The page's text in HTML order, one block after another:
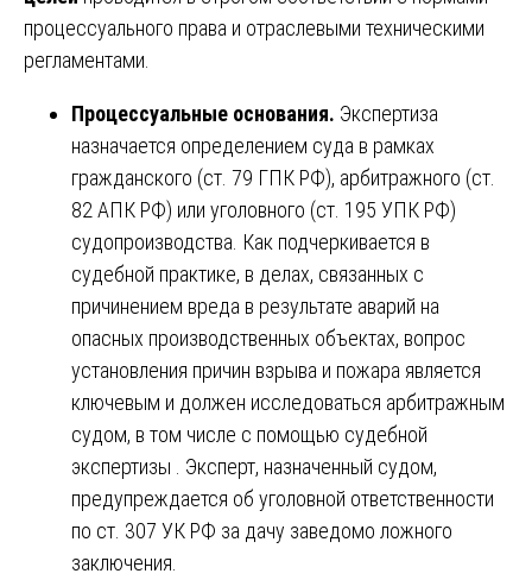
процессуального права и отраслевыми техническими
регламентами.
Процессуальные основания. Экспертиза
назначается определением суда в рамках
гражданского (ст. 79 ГПК РФ), арбитражного (ст.
82 АПК РФ) или уголовного (ст. 195 УПК РФ)
судопроизводства. Как подчеркивается в
судебной практике, в делах, связанных с
причинением вреда в результате аварий на
опасных производственных объектах, вопрос
установления причин взрыва и пожара является
ключевым и должен исследоваться арбитражным
судом, в том числе с помощью судебной
экспертизы . Эксперт, назначенный судом,
предупреждается об уголовной ответственности
по ст. 307 УК РФ за дачу заведомо ложного
заключения.